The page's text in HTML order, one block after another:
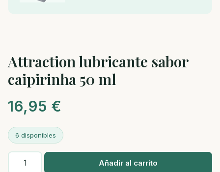
Attraction lubricante sabor
caipirinha 50 ml
16,95 €
6 disponibles
Attraction
lubricante
Añadir al carrito